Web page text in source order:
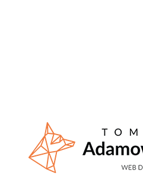
Tomasz Adamowicz - web
developer